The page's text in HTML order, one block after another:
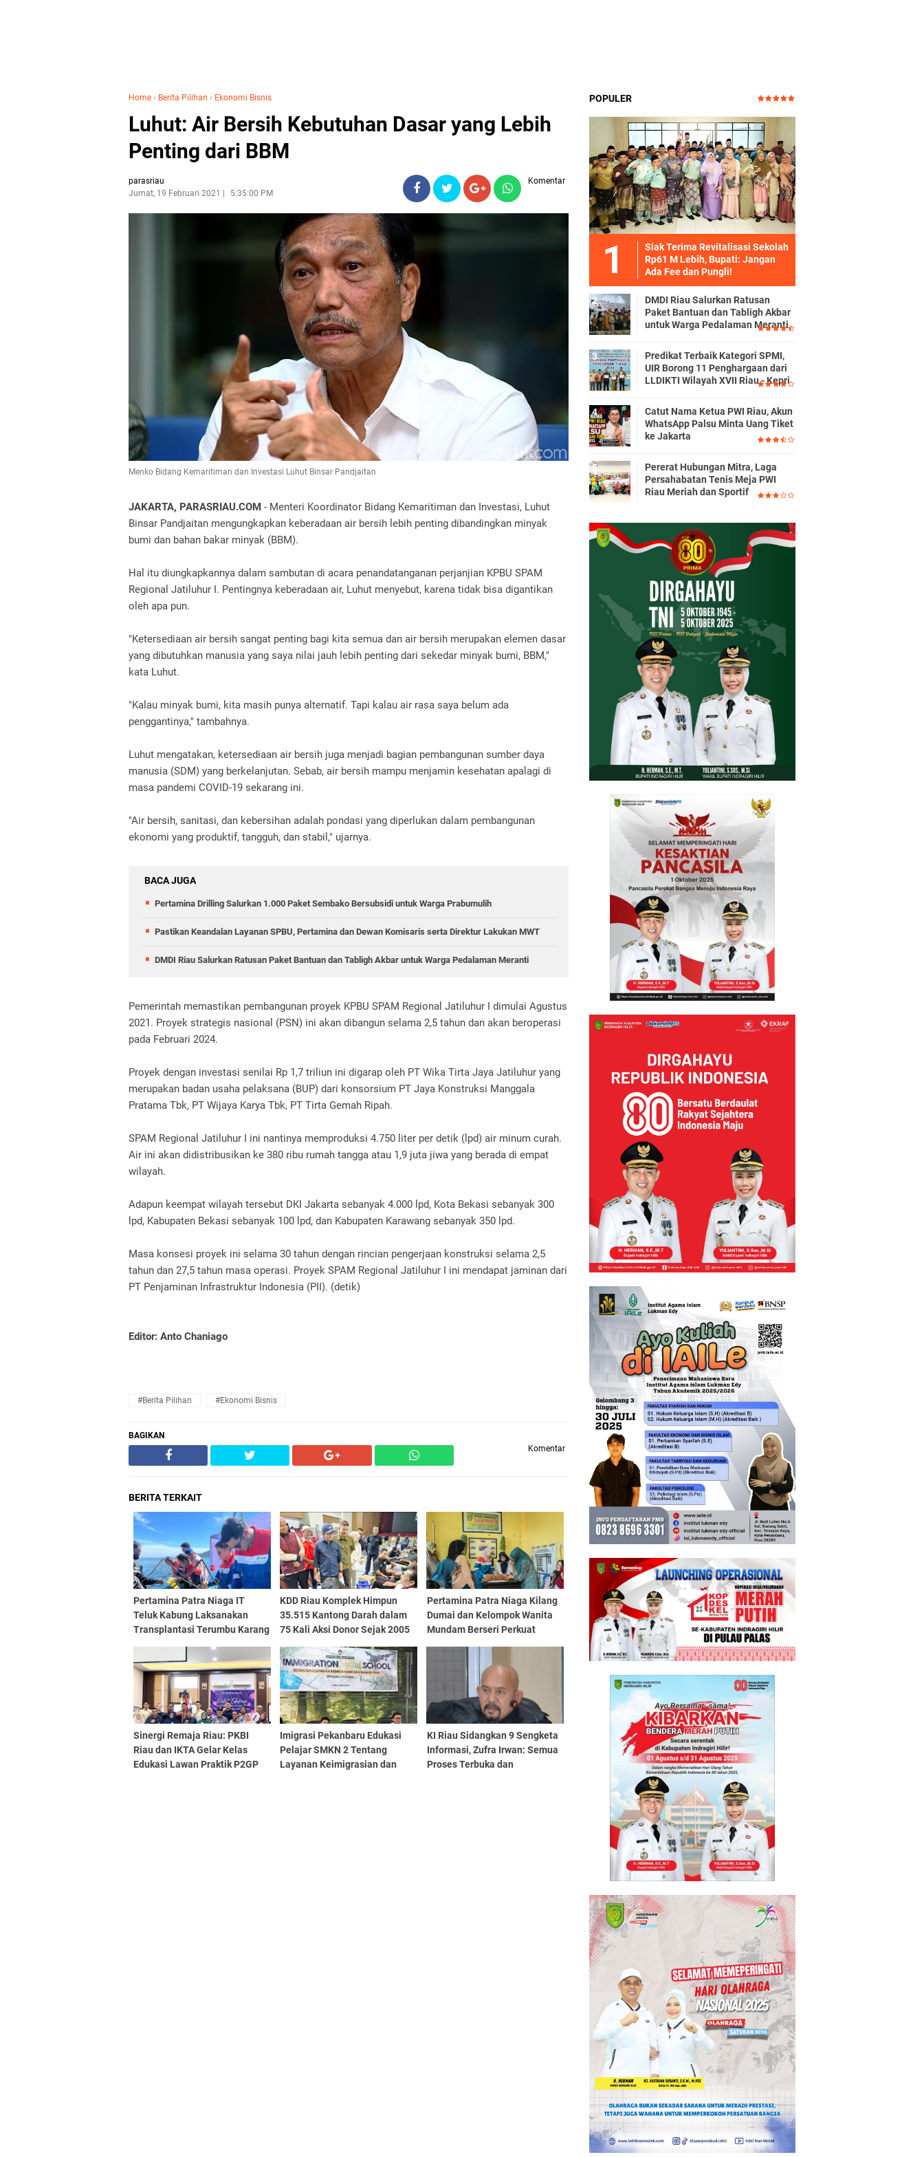
Home › Berita Pilihan › Ekonomi Bisnis
Luhut: Air Bersih Kebutuhan Dasar yang Lebih
Penting dari BBM
parasriau
Jumat, 19 Februari 2021
5:35:00 PM
Komentar
Menko Bidang Kemaritiman dan Investasi Luhut Binsar Pandjaitan
JAKARTA, PARASRIAU.COM - Menteri Koordinator Bidang Kemaritiman dan Investasi, Luhut
Binsar Pandjaitan mengungkapkan keberadaan air bersih lebih penting dibandingkan minyak
bumi dan bahan bakar minyak (BBM).
Hal itu diungkapkannya dalam sambutan di acara penandatanganan perjanjian KPBU SPAM
Regional Jatiluhur I. Pentingnya keberadaan air, Luhut menyebut, karena tidak bisa digantikan
oleh apa pun.
"Ketersediaan air bersih sangat penting bagi kita semua dan air bersih merupakan elemen dasar
yang dibutuhkan manusia yang saya nilai jauh lebih penting dari sekedar minyak bumi, BBM,"
kata Luhut.
"Kalau minyak bumi, kita masih punya alternatif. Tapi kalau air rasa saya belum ada
penggantinya," tambahnya.
Luhut mengatakan, ketersediaan air bersih juga menjadi bagian pembangunan sumber daya
manusia (SDM) yang berkelanjutan. Sebab, air bersih mampu menjamin kesehatan apalagi di
masa pandemi COVID-19 sekarang ini.
"Air bersih, sanitasi, dan kebersihan adalah pondasi yang diperlukan dalam pembangunan
ekonomi yang produktif, tangguh, dan stabil," ujarnya.
BACA JUGA
Pertamina Drilling Salurkan 1.000 Paket Sembako Bersubsidi untuk Warga Prabumulih
Pastikan Keandalan Layanan SPBU, Pertamina dan Dewan Komisaris serta Direktur Lakukan MWT
DMDI Riau Salurkan Ratusan Paket Bantuan dan Tabligh Akbar untuk Warga Pedalaman Meranti
Pemerintah memastikan pembangunan proyek KPBU SPAM Regional Jatiluhur I dimulai Agustus
2021. Proyek strategis nasional (PSN) ini akan dibangun selama 2,5 tahun dan akan beroperasi
pada Februari 2024.
Proyek dengan investasi senilai Rp 1,7 triliun ini digarap oleh PT Wika Tirta Jaya Jatiluhur yang
merupakan badan usaha pelaksana (BUP) dari konsorsium PT Jaya Konstruksi Manggala
Pratama Tbk, PT Wijaya Karya Tbk, PT Tirta Gemah Ripah.
SPAM Regional Jatiluhur I ini nantinya memproduksi 4.750 liter per detik (lpd) air minum curah.
Air ini akan didistribusikan ke 380 ribu rumah tangga atau 1,9 juta jiwa yang berada di empat
wilayah.
Adapun keempat wilayah tersebut DKI Jakarta sebanyak 4.000 lpd, Kota Bekasi sebanyak 300
lpd, Kabupaten Bekasi sebanyak 100 lpd, dan Kabupaten Karawang sebanyak 350 lpd.
Masa konsesi proyek ini selama 30 tahun dengan rincian pengerjaan konstruksi selama 2,5
tahun dan 27,5 tahun masa operasi. Proyek SPAM Regional Jatiluhur I ini mendapat jaminan dari
PT Penjaminan Infrastruktur Indonesia (PII). (detik)
Editor: Anto Chaniago
#Berita Pilihan #Ekonomi Bisnis
BAGIKAN
Komentar
BERITA TERKAIT
Pertamina Patra Niaga IT
Teluk Kabung Laksanakan
Transplantasi Terumbu Karang
KDD Riau Komplek Himpun
35.515 Kantong Darah dalam
75 Kali Aksi Donor Sejak 2005
Pertamina Patra Niaga Kilang
Dumai dan Kelompok Wanita
Mundam Berseri Perkuat
Sinergi Remaja Riau: PKBI
Riau dan IKTA Gelar Kelas
Edukasi Lawan Praktik P2GP
Imigrasi Pekanbaru Edukasi
Pelajar SMKN 2 Tentang
Layanan Keimigrasian dan
KI Riau Sidangkan 9 Sengketa
Informasi, Zufra Irwan: Semua
Proses Terbuka dan
POPULER
Siak Terima Revitalisasi Sekolah
Rp61 M Lebih, Bupati: Jangan
Ada Fee dan Pungli!
DMDI Riau Salurkan Ratusan
Paket Bantuan dan Tabligh Akbar
untuk Warga Pedalaman Meranti
Predikat Terbaik Kategori SPMI,
UIR Borong 11 Penghargaan dari
LLDIKTI Wilayah XVII Riau - Kepri
Catut Nama Ketua PWI Riau, Akun
WhatsApp Palsu Minta Uang Tiket
ke Jakarta
Pererat Hubungan Mitra, Laga
Persahabatan Tenis Meja PWI
Riau Meriah dan Sportif